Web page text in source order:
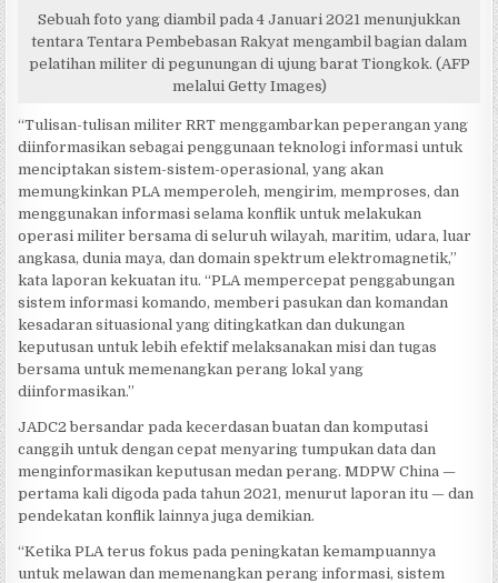
Sebuah foto yang diambil pada 4 Januari 2021 menunjukkan
tentara Tentara Pembebasan Rakyat mengambil bagian dalam
pelatihan militer di pegunungan di ujung barat Tiongkok. (AFP
melalui Getty Images)
“Tulisan-tulisan militer RRT menggambarkan peperangan yang
diinformasikan sebagai penggunaan teknologi informasi untuk
menciptakan sistem-sistem-operasional, yang akan
memungkinkan PLA memperoleh, mengirim, memproses, dan
menggunakan informasi selama konflik untuk melakukan
operasi militer bersama di seluruh wilayah, maritim, udara, luar
angkasa, dunia maya, dan domain spektrum elektromagnetik,”
kata laporan kekuatan itu. “PLA mempercepat penggabungan
sistem informasi komando, memberi pasukan dan komandan
kesadaran situasional yang ditingkatkan dan dukungan
keputusan untuk lebih efektif melaksanakan misi dan tugas
bersama untuk memenangkan perang lokal yang
diinformasikan.”
JADC2 bersandar pada kecerdasan buatan dan komputasi
canggih untuk dengan cepat menyaring tumpukan data dan
menginformasikan keputusan medan perang. MDPW China —
pertama kali digoda pada tahun 2021, menurut laporan itu — dan
pendekatan konflik lainnya juga demikian.
“Ketika PLA terus fokus pada peningkatan kemampuannya
untuk melawan dan memenangkan perang informasi, sistem